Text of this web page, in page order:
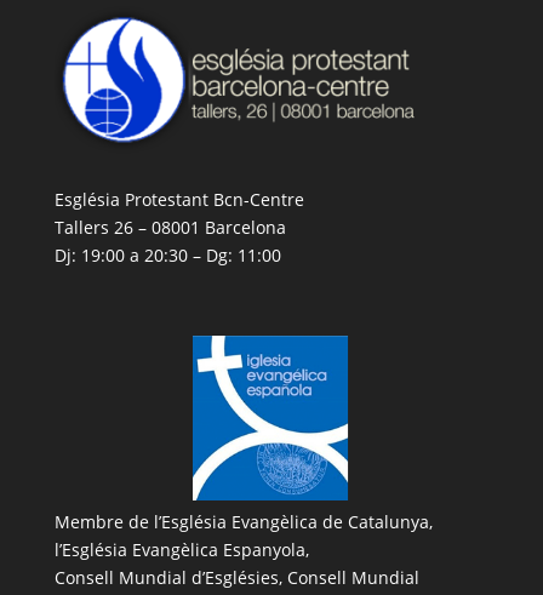
Església Protestant Bcn-Centre
Tallers 26 – 08001 Barcelona
Dj: 19:00 a 20:30 – Dg: 11:00
Membre de l’Església Evangèlica de Catalunya,
l’Església Evangèlica Espanyola,
Consell Mundial d’Esglésies, Consell Mundial